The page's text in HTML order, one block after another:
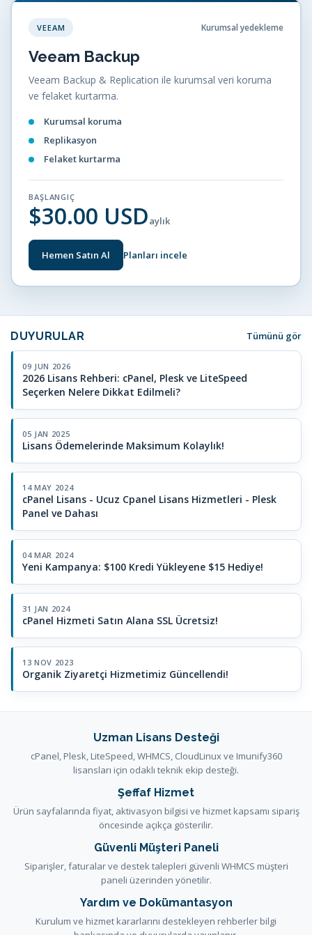
VEEAM Kurumsal yedekleme
Veeam Backup
Veeam Backup & Replication ile kurumsal veri koruma
ve felaket kurtarma.
Kurumsal koruma
Replikasyon
Felaket kurtarma
BAŞLANGIÇ
$30.00 USDaylık
Hemen Satın Al Planları incele
DUYURULAR Tümünü gör
09 JUN 2026
2026 Lisans Rehberi: cPanel, Plesk ve LiteSpeed
Seçerken Nelere Dikkat Edilmeli?
05 JAN 2025
Lisans Ödemelerinde Maksimum Kolaylık!
14 MAY 2024
cPanel Lisans - Ucuz Cpanel Lisans Hizmetleri - Plesk
Panel ve Dahası
04 MAR 2024
Yeni Kampanya: $100 Kredi Yükleyene $15 Hediye!
31 JAN 2024
cPanel Hizmeti Satın Alana SSL Ücretsiz!
13 NOV 2023
Organik Ziyaretçi Hizmetimiz Güncellendi!
Uzman Lisans Desteği
cPanel, Plesk, LiteSpeed, WHMCS, CloudLinux ve Imunify360
lisansları için odaklı teknik ekip desteği.
Şeffaf Hizmet
Ürün sayfalarında fiyat, aktivasyon bilgisi ve hizmet kapsamı sipariş
öncesinde açıkça gösterilir.
Güvenli Müşteri Paneli
Siparişler, faturalar ve destek talepleri güvenli WHMCS müşteri
paneli üzerinden yönetilir.
Yardım ve Dokümantasyon
Kurulum ve hizmet kararlarını destekleyen rehberler bilgi